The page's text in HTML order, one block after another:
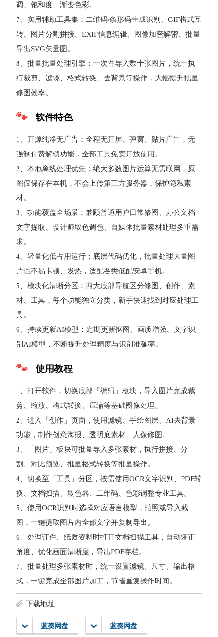
调、饱和度、渐变色彩。
7、实用辅助工具集：二维码/条形码生成识别、GIF格式互
转、图片分割拼接、EXIF信息编辑、图像加密解密、批量
导出SVG矢量图。
8、批量批量处理引擎：一次性导入数十张图片，统一执
行裁剪、滤镜、格式转换、去背景等操作，大幅提升批量
修图效率。
软件特色
1、开源纯净无广告：全程无开屏、弹窗、贴片广告，无
强制付费解锁功能，全部工具免费开放使用。
2、本地离线处理优先：绝大多数图片运算无需联网，原
图仅保存在本机，不会上传第三方服务器，保护隐私素
材。
3、功能覆盖全场景：兼顾普通用户日常修图、办公文档
文字提取、设计师取色调色、自媒体批量素材处理多重需
求。
4、轻量化低占用运行：底层代码优化，批量处理大量图
片也不易卡顿、发热，适配各类低配安卓手机。
5、模块化清晰分区：四大底部导航区分修图、创作、素
材、工具，每个功能独立分类，新手快速找到对应处理工
具。
6、持续更新AI模型：定期更新抠图、画质增强、文字识
别AI模型，不断提升处理精度与识别准确率。
使用教程
1、打开软件，切换底部「编辑」板块，导入图片完成裁
剪、缩放、格式转换、压缩等基础图像处理。
2、进入「创作」页面，使用滤镜、手绘图层、AI去背景
功能，制作创意海报、透明底素材、人像修图。
3、「图片」板块可批量导入多张素材，执行拼接、分
割、对比预览、批量格式转换等批量操作。
4、切换至「工具」分区，按需使用OCR文字识别、PDF转
换、文档扫描、取色器、二维码、色彩调整专业工具。
5、使用OCR识别时选择对应语言模型，拍照或导入截
图，一键提取图片内全部文字并复制导出。
6、处理证件、纸质资料时打开文档扫描工具，自动矫正
角度、优化画面清晰度，导出PDF存档。
7、批量处理多张素材时，统一设置滤镜、尺寸、输出格
式，一键完成全部图片加工，节省重复操作时间。
下载地址
蓝奏网盘 蓝奏网盘